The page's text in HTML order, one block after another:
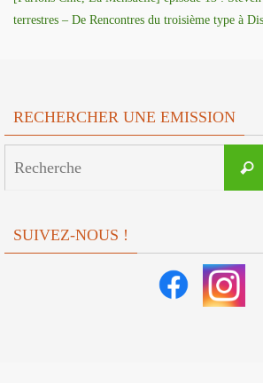
terrestres – De Rencontres du troisième type à
RECHERCHER UNE EMISSION
SUIVEZ-NOUS !